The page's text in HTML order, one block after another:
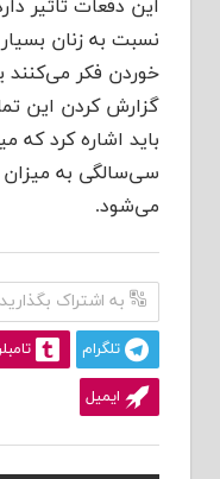
این دفعات تاثیر
نسبت به زنان
خوردن فکر می‌کنند
گزارش کردن این
باید اشاره کرد که
سی‌سالگی به
می‌شود.
به اشتراک
تلگرام
ایمیل